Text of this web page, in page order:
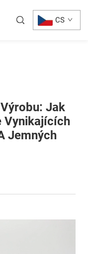
CS
Jak
Vynikajících
Jemných